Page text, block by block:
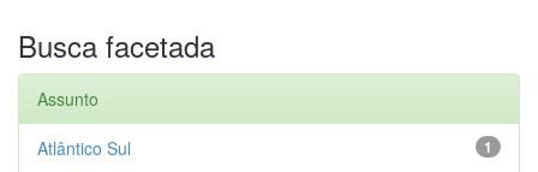
Busca facetada
Assunto
1
Atlântico Sul